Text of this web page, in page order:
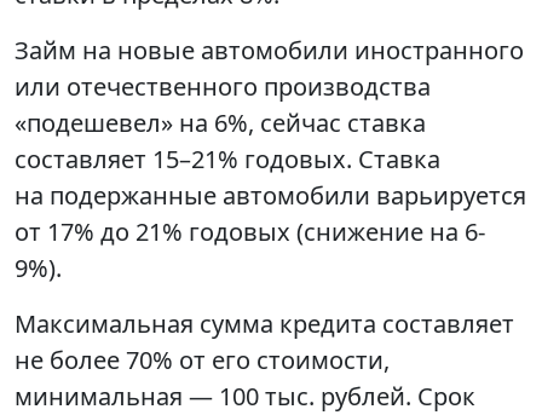
Займ на новые автомобили иностранного
или отечественного производства
«подешевел» на 6%, сейчас ставка
составляет 15–21% годовых. Ставка
на подержанные автомобили варьируется
от 17% до 21% годовых (снижение на 6-
9%).
Максимальная сумма кредита составляет
не более 70% от его стоимости,
минимальная — 100 тыс. рублей. Срок